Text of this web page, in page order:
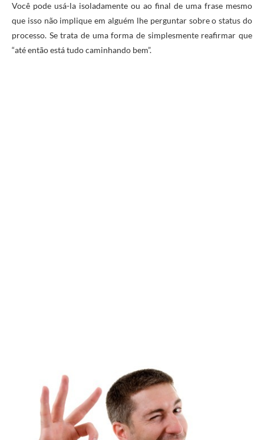
Você pode usá-la isoladamente ou ao final de uma frase mesmo
que isso não implique em alguém lhe perguntar sobre o status do
processo. Se trata de uma forma de simplesmente reafirmar que
“até então está tudo caminhando bem”.